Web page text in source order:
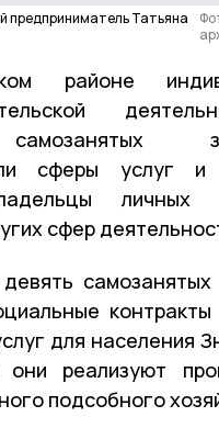
предприниматель Татьяна
районе
сферы услуг и
личных
сфер
самозанятых
для населения
реализуют
подсобного